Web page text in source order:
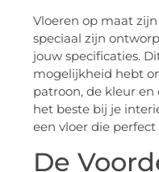
Vloeren op maat
speciaal zijn
jouw specificaties.
mogelijkheid hebt
patroon, de kleur
het beste bij je
een vloer die
De